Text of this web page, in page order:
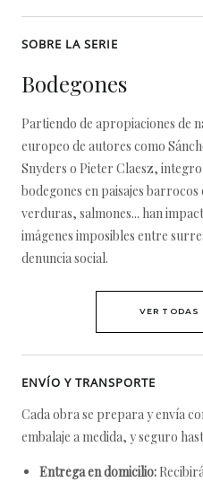
SOBRE LA SERIE
Bodegones
Partiendo de apropiaciones de
europeo de autores como
Snyders o Pieter Claesz,
bodegones en paisajes
verduras, salmones... han
imágenes imposibles entre
denuncia social.
VER TODAS
ENVÍO Y TRANSPORTE
Cada obra se prepara y envía
embalaje a medida, y seguro
Entrega en domicilio: